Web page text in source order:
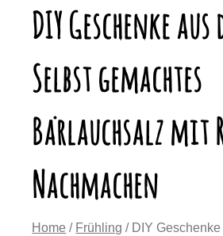
DIY Geschenke aus
Selbst gemachtes
Bärlauchsalz mit
Nachmachen
Home / Frühling / DIY